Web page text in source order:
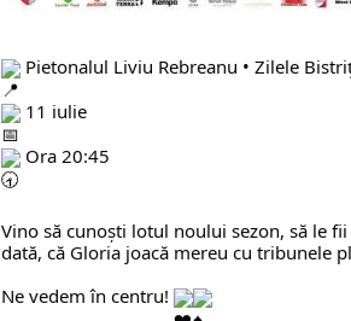
Pietonalul Liviu Rebreanu • Zilele
11 iulie
Ora 20:45
Vino să cunoști lotul noului sezon, să le
dată, că Gloria joacă mereu cu tribunele
Ne vedem în centru!